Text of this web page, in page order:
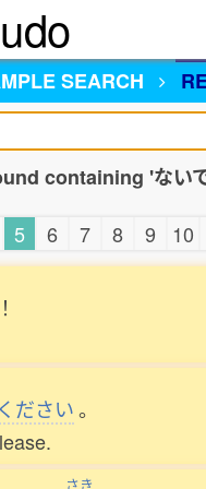
SEARCH
containing 'な
5 6 7 8 9 10
！
ください。
さき